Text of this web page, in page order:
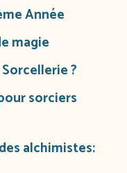
Année
magie
?
sorciers
alchimistes: